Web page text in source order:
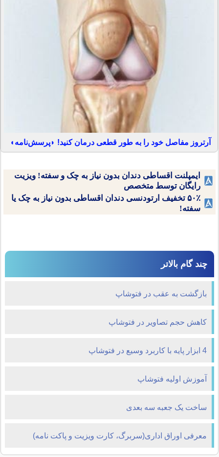
آرتروز مفاصل خود را به طور قطعی درمان کنید! ◗پرسش‌نامه◖
ایمپلنت اقساطی دندان بدون نیاز به چک و سفته! ویزیت
رایگان توسط متخصص
۵۰٪ تخفیف ارتودنسی دندان اقساطی بدون نیاز به چک یا
سفته!
چند گام بالاتر
بازگشت به عقب در فتوشاپ
کاهش حجم تصاوير در فتوشاپ
4 ابزار پایه با کاربرد وسیع در فتوشاپ
آموزش اولیه فتوشاپ
ساخت يک جعبه سه بعدی
معرفی اوراق اداری(سربرگ، کارت ویزیت و پاکت نامه)